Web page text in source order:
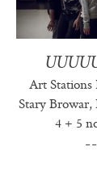
Art Stations
Stary Browar,
4 + 5